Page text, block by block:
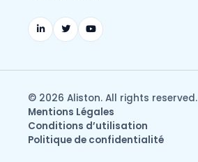
© 2026 Aliston. All rights reserved.
Mentions Légales
Conditions d’utilisation
Politique de confidentialité